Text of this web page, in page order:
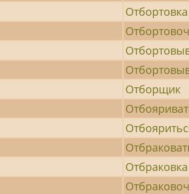
Отбортовка
Отборщик
Отбраковка